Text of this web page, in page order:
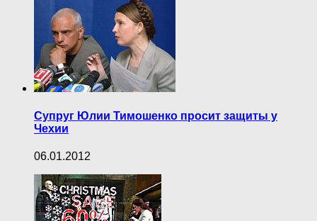
Супруг Юлии Тимошенко просит защиты у
Чехии
06.01.2012